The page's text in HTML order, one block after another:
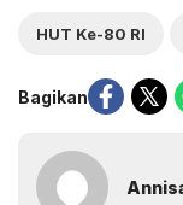
HUT Ke-80 RI
Bagikan